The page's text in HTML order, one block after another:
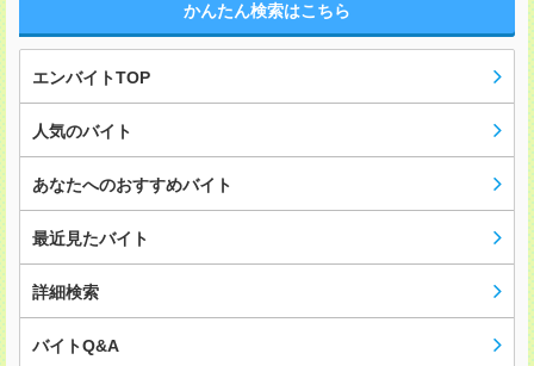
かんたん検索はこちら
エンバイトTOP
人気のバイト
あなたへのおすすめバイト
最近見たバイト
詳細検索
バイトQ&A